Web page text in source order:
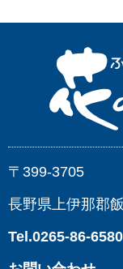
〒399-3705
長野県上伊那郡
Tel.0265-86-6580